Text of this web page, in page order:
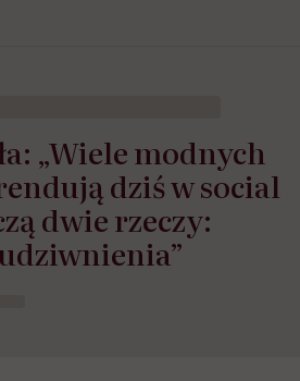
„Wiele modnych
dziś w social
dwie rzeczy: